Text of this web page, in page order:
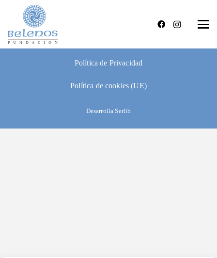
Política de Privacidad
Política de cookies (UE)
Desarrolla Serlib